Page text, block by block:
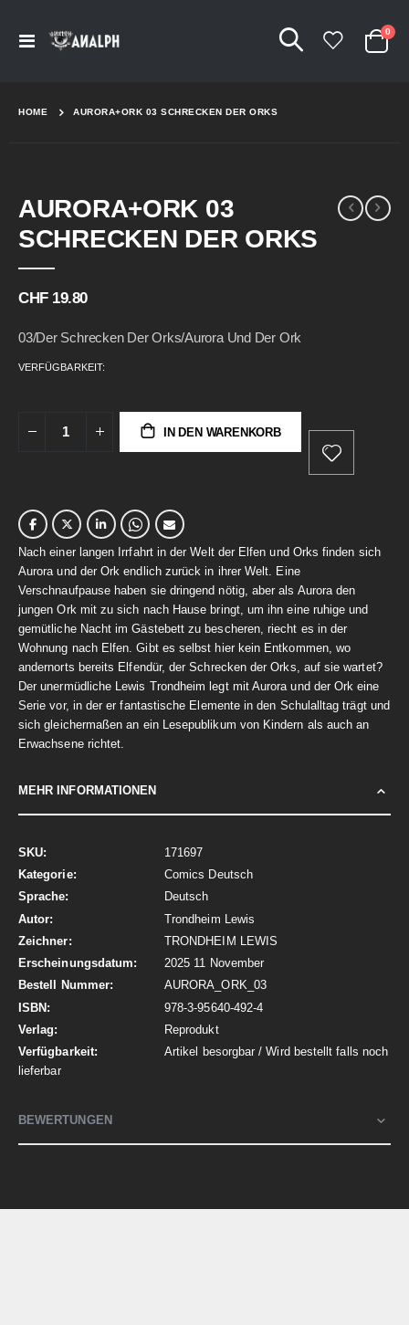
Navigation
Cart
0
HOME AURORA+ORK 03 SCHRECKEN DER ORKS
AURORA+ORK 03
SCHRECKEN DER ORKS
CHF 19.80
03/Der Schrecken Der Orks/Aurora Und Der Ork
VERFÜGBARKEIT:
IN DEN WARENKORB
Nach einer langen Irrfahrt in der Welt der Elfen und Orks finden sich
Aurora und der Ork endlich zurück in ihrer Welt. Eine
Verschnaufpause haben sie dringend nötig, aber als Aurora den
jungen Ork mit zu sich nach Hause bringt, um ihn eine ruhige und
gemütliche Nacht im Gästebett zu bescheren, riecht es in der
Wohnung nach Elfen. Gibt es selbst hier kein Entkommen, wo
andernorts bereits Elfendür, der Schrecken der Orks, auf sie wartet?
Der unermüdliche Lewis Trondheim legt mit Aurora und der Ork eine
Serie vor, in der er fantastische Elemente in den Schulalltag trägt und
sich gleichermaßen an ein Lesepublikum von Kindern als auch an
Erwachsene richtet.
MEHR INFORMATIONEN
Mehr
Informationen
171697
Comics Deutsch
Deutsch
Trondheim Lewis
TRONDHEIM LEWIS
2025 11 November
AURORA_ORK_03
978-3-95640-492-4
Reprodukt
Artikel besorgbar / Wird bestellt falls noch
lieferbar
BEWERTUNGEN
to
the
end
images
to
the
beginning
images